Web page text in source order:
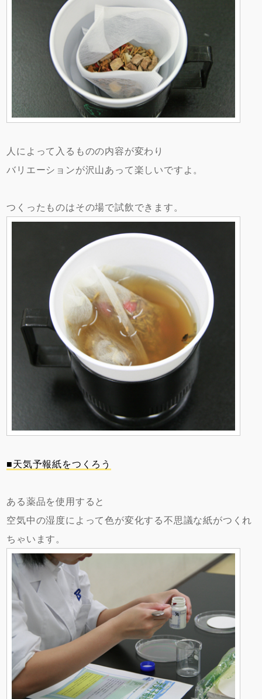
人によって入るものの内容が変わり
バリエーションが沢山あって楽しいですよ。
つくったものはその場で試飲できます。
■天気予報紙をつくろう
ある薬品を使用すると
空気中の湿度によって色が変化する不思議な紙がつくれ
ちゃいます。